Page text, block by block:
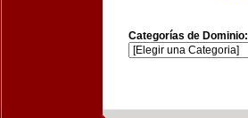
Categorías de Dominio: